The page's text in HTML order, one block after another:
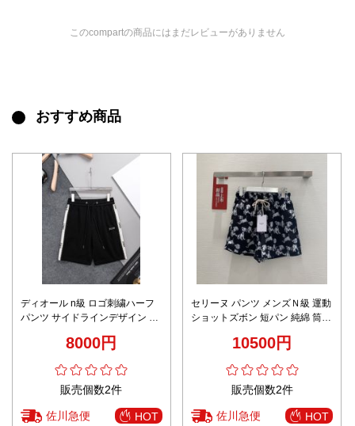
このcompartの商品にはまだレビューがありません
おすすめ商品
ディオール n級 ロゴ刺繍ハーフ
パンツ サイドラインデザイン 通
8000円
販売個数2件
佐川急便 HOT
セリーヌ パンツ メンズＮ級 運動
ショットズボン 短パン 純綿 筒形
10500円
販売個数2件
佐川急便 HOT